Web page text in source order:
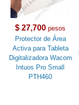
$ 27,700 pesos
Protector de Área
Activa para Tableta
Digitalizadora Wacom
Intuos Pro Small
PTH460